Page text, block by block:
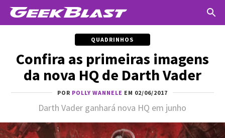
QUADRINHOS
Confira as primeiras imagens
da nova HQ de Darth Vader
POR POLLY WANNELE EM 02/06/2017
Darth Vader ganhará nova HQ em junho